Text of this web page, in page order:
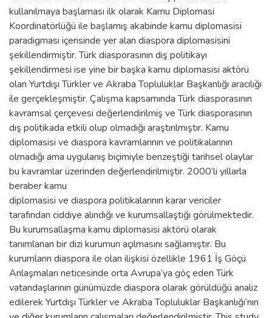
kullanılmaya başlaması ilk olarak Kamu Diplomasi
Koordinatörlüğü ile başlamış akabinde kamu diplomasisi
paradigması içerisinde yer alan diaspora diplomasisini
şekillendirmiştir. Türk diasporasının dış politikayı
şekillendirmesi ise yine bir başka kamu diplomasisi aktörü
olan Yurtdışı Türkler ve Akraba Topluluklar Başkanlığı aracılığı
ile gerçekleşmiştir. Çalışma kapsamında Türk diasporasının
kavramsal çerçevesi değerlendirilmiş ve Türk diasporasının
dış politikada etkili olup olmadığı araştırılmıştır. Kamu
diplomasisi ve diaspora kavramlarının ve politikalarının
olmadığı ama uygulanış biçimiyle benzeştiği tarihsel olaylar
bu kavramlar üzerinden değerlendirilmiştir. 2000’li yıllarla
beraber kamu
diplomasisi ve diaspora politikalarının karar vericiler
tarafından ciddiye alındığı ve kurumsallaştığı görülmektedir.
Bu kurumsallaşma kamu diplomasisi aktörü olarak
tanımlanan bir dizi kurumun açılmasını sağlamıştır. Bu
kurumların diaspora ile olan ilişkisi özellikle 1961 İş Göçü
Anlaşmaları neticesinde orta Avrupa’ya göç eden Türk
vatandaşlarının günümüzde diaspora olarak görüldüğü analiz
edilerek Yurtdışı Türkler ve Akraba Topluluklar Başkanlığı’nın